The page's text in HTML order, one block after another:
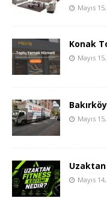
Mayıs
Konak
Mayıs
Mayıs
Mayıs